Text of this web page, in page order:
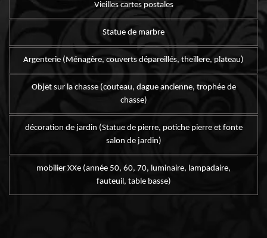
Vieilles cartes postales
Statue de marbre
Argenterie (Ménagère, couverts dépareillés, theillere, plateau)
Objet sur la chasse (couteau, dague ancienne, trophée de
chasse)
décoration de jardin (Statue de pierre, potiche pierre et fonte
salon de jardin)
mobilier XXe (année 50, 60, 70, luminaire, lampadaire,
fauteuil, table basse)